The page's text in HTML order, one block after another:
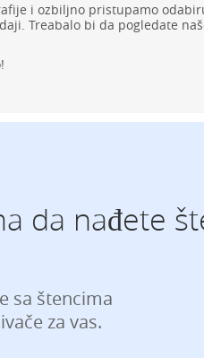
i ozbiljno pristupamo
Treabalo bi da pogledate
da nađete
sa štencima
za vas.